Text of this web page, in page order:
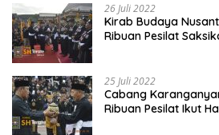
26 Juli 2022
Kirab Budaya
Ribuan Pesilat
25 Juli 2022
Cabang
Ribuan Pesilat Ikut